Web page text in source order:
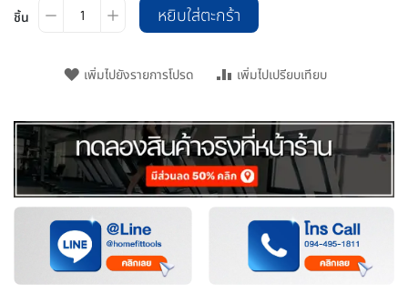
ชิ้น หยิบใส่ตะกร้า
เพิ่มไปยังรายการโปรด เพิ่มไปเปรียบเทียบ